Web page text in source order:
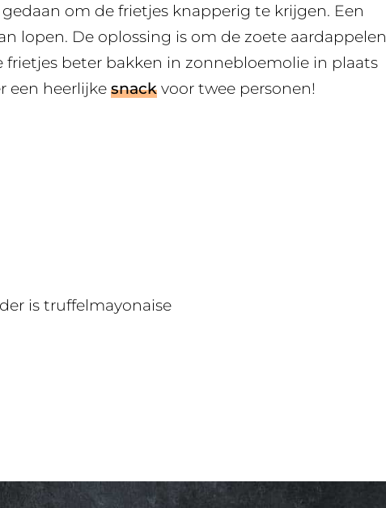
om de frietjes knapperig te krijgen. Een
lopen. De oplossing is om de zoete aardappelen
frietjes beter bakken in zonnebloemolie in plaats
een heerlijke snack voor twee personen!
is truffelmayonaise